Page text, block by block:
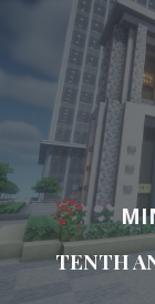
TENTH